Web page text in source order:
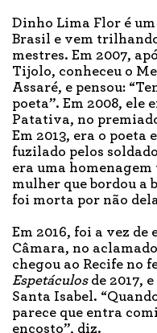
Dinho Lima Flor é
Brasil e vem
mestres. Em 2007,
Tijolo, conheceu o
Assaré, e pensou:
poeta”. Em 2008, ele
Patativa, no
Em 2013, era o poeta
fuzilado pelos
era uma
mulher que bordou a
foi morta por não
Em 2016, foi a vez
Câmara, no aclamado
chegou ao Recife no
Espetáculosde 2017,
Santa Isabel.
parece que entra
encosto”, diz.